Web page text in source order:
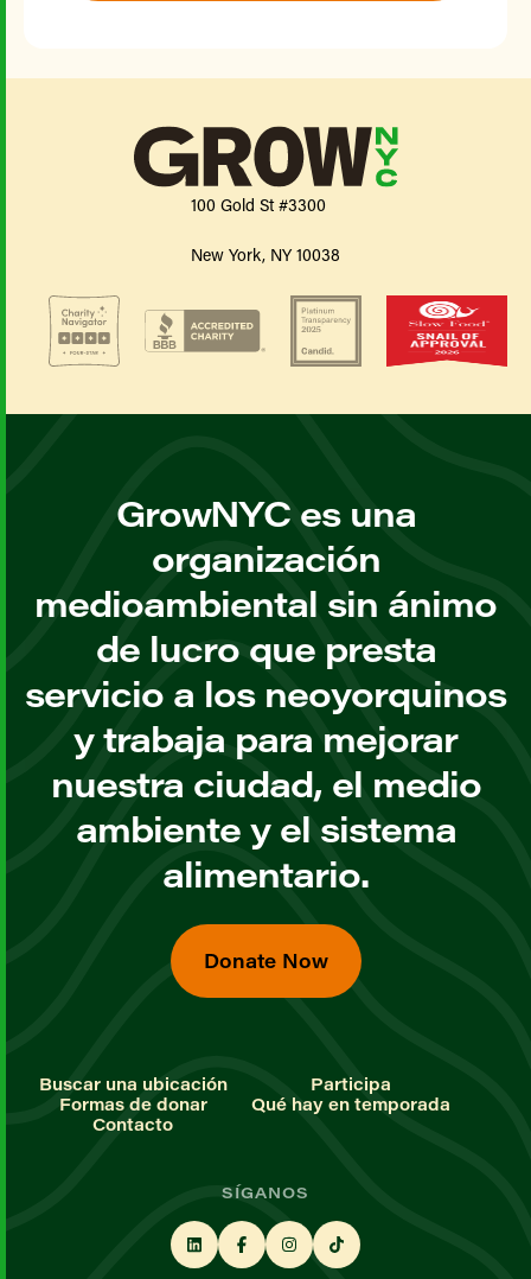
100 Gold St #3300
New York, NY 10038
GrowNYC es una
organización
medioambiental sin ánimo
de lucro que presta
servicio a los neoyorquinos
y trabaja para mejorar
nuestra ciudad, el medio
ambiente y el sistema
alimentario.
Donate Now
Buscar una ubicación
Participa
Formas de donar
Qué hay en temporada
Contacto
SÍGANOS